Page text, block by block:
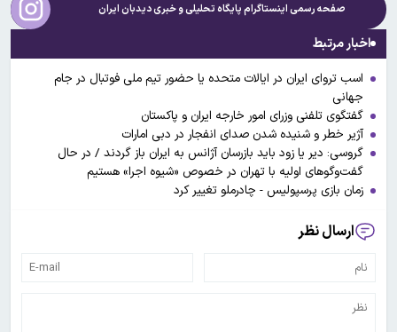
صفحه رسمی اینستاگرام پایگاه تحلیلی و خبریدیدبان ایران
اخبار مرتبط
اسب تروای ایران در ایالات متحده یا حضور تیم ملی فوتبال در جام
جهانی
گفتگوی تلفنی وزرای امور خارجه ایران و پاکستان
آژیر خطر و شنیده شدن صدای انفجار در دبی امارات
گروسی: دیر یا زود باید بازرسان آژانس به ایران باز گردند / در حال
گفت‌وگوهای اولیه با تهران در خصوص «شیوه اجرا» هستیم
زمان بازی پرسپولیس - چادرملو تغییر کرد
ارسال نظر